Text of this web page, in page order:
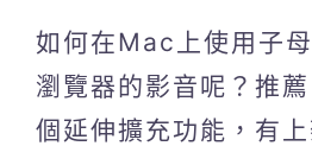
如何在Mac上使用子
瀏覽器的影音呢？推
個延伸擴充功能，有